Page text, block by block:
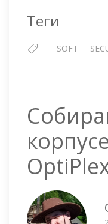
Теги
SOFT